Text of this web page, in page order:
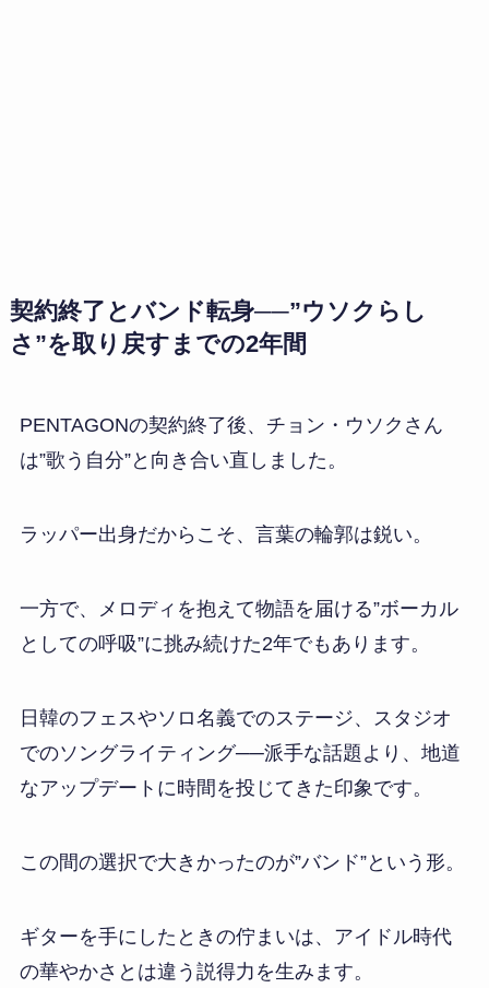
契約終了とバンド転身──”ウソクらし
さ”を取り戻すまでの2年間
PENTAGONの契約終了後、チョン・ウソクさん
は”歌う自分”と向き合い直しました。
ラッパー出身だからこそ、言葉の輪郭は鋭い。
一方で、メロディを抱えて物語を届ける”ボーカル
としての呼吸”に挑み続けた2年でもあります。
日韓のフェスやソロ名義でのステージ、スタジオ
でのソングライティング──派手な話題より、地道
なアップデートに時間を投じてきた印象です。
この間の選択で大きかったのが”バンド”という形。
ギターを手にしたときの佇まいは、アイドル時代
の華やかさとは違う説得力を生みます。